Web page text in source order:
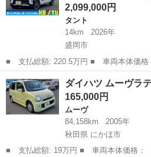
2,099,000円
タント
14km
2026年
盛岡市
■ 支払総額: 220.5万円 ■ 車両本体価格： 2,099,000 円 ■ メーカ
ー名： ダイハツ ■ 車種名： タント
ロスターボリミテッド 届け出済み未使
付け【Ｃ...
岩手 盛岡市 タント
ダイハツ ムーヴラ
165,000円
ムーヴ
84,158km
2005年
秋田県 にかほ市
■ 支払総額: 19万円 ■ 車両本体価格： 165,000 円 ■ メーカー